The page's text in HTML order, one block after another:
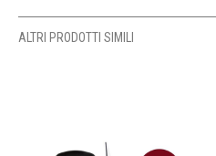
ALTRI PRODOTTI SIMILI